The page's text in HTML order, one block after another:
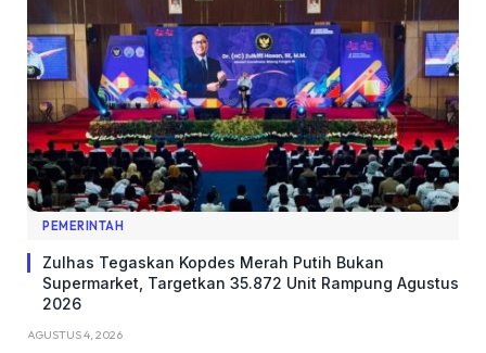
PEMERINTAH
Zulhas Tegaskan Kopdes Merah Putih Bukan
Supermarket, Targetkan 35.872 Unit Rampung Agustus
2026
AGUSTUS 4, 2026